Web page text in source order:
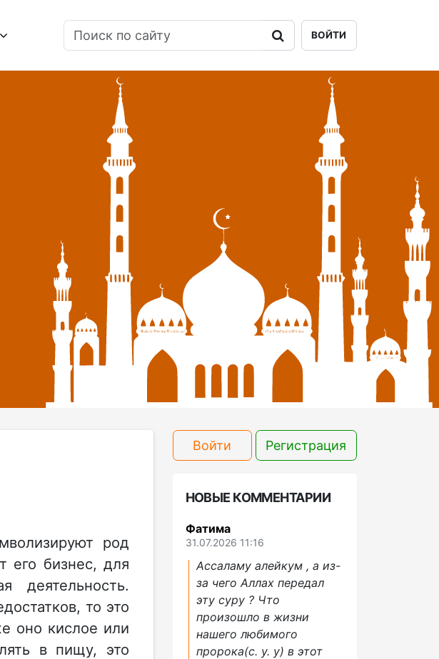
ВОЙТИ
род
его бизнес, для
деятельность.
то это
оно кислое или
в пищу, это
Войти Регистрация
НОВЫЕ КОММЕНТАРИИ
Фатима
31.07.2026 11:16
Ассаламу алейкум , а из-
за чего Аллах передал
эту суру ? Что
произошло в жизни
нашего любимого
пророка(с. у. у) в этот